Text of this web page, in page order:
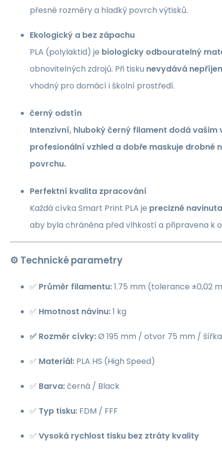
přesné rozměry a hladký povrch výtisků.
Ekologický a bez zápachu
PLA (polylaktid) je biologicky odbouratelný
obnovitelných zdrojů. Při tisku nevydává
vhodný pro domácí i školní prostředí.
černý odstín
Intenzivní, hlubokýčerný filament dodá vašim
profesionální vzhled a dobře maskuje drobné
povrchu.
Perfektní kvalita zpracování
Každá cívka Smart Print PLA je precizně
aby byla chráněna před vlhkostí a připravena k
⚙️ Technické parametry
✅ Průměr filamentu:1.75 mm (tolerance ±0,02
✅ Hmotnost návinu:1 kg
✅ Rozměr cívky:Ø 195 mm / otvor 75 mm /
✅ Materiál: PLA HS (High Speed)
✅ Barva:černá / Black
✅ Typ tisku: FDM / FFF
✅ Vysoká rychlost tisku bez ztráty kvality